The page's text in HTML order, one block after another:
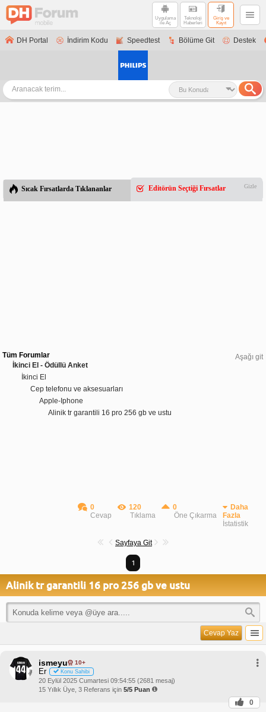
Uygulama
ile Aç
Teknoloji
Haberleri
Giriş ve
Kayıt
DH Portal İndirim Kodu Speedtest Bölüme Git Destek
Sıcak Fırsatlarda Tıklananlar Editörün Seçtiği Fırsatlar Gizle
Aşağı git
Tüm Forumlar
İkinci El - Ödüllü Anket
İkinci El
Cep telefonu ve aksesuarları
Apple-Iphone
Alinik tr garantili 16 pro 256 gb ve ustu
0
Cevap
120
Tıklama
0
Öne Çıkarma
Daha
Fazla
İstatistik
Sayfaya Git
1
Alinik tr garantili 16 pro 256 gb ve ustu
Cevap Yaz
ismeyu 10+
Er Konu Sahibi
20 Eylül 2025 Cumartesi 09:54:55 (2681 mesaj)
15 Yıllık Üye, 3 Referans için 5/5 Puan
0